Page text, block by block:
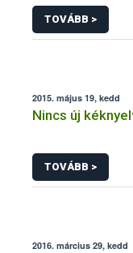
TOVÁBB >
2015. május 19, kedd
Nincs új
TOVÁBB >
2016. március 29, kedd